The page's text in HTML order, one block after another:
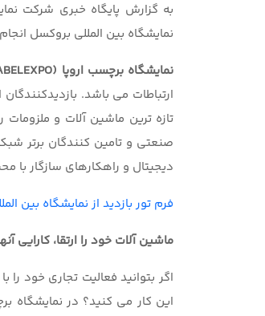
نمایشگاه بین المللی بروکسل
نمایشگاه برچسب اروپا (LABELEXPO)
ارتباطات می باشد.
تازه ترین ماشین آلات و
صنعتی و تامین کنندگان برتر
دیجیتال و راهکارهای سازگار
فرم تور بازدید از نمایشگاه بین
ماشین آلات خود را ارتقا، کارایی
اگر بتوانید فعالیت تجاری خود
این کار می کنید؟ در نمایشگاه